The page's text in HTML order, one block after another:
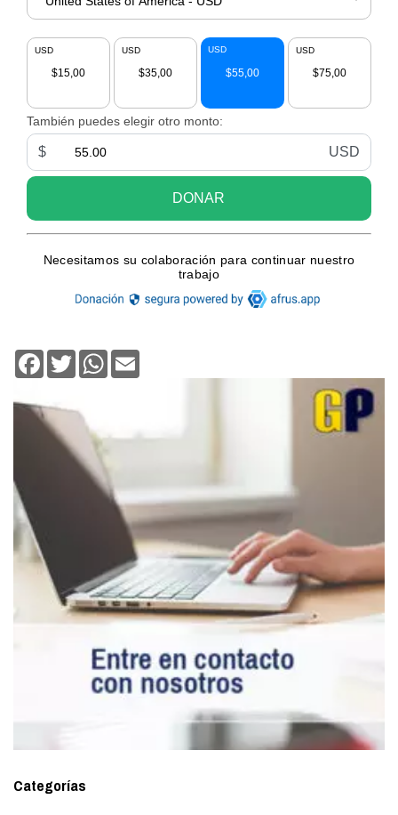
Facebook
TwitterWhatsApp
Categorías